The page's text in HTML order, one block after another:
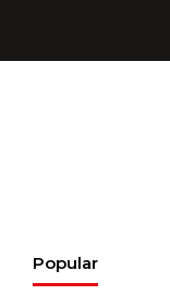
Popular